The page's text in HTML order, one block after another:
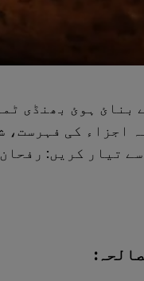
بنائ ہوئ بھنڈی
اجزاء کی فہرست،
تیار کریں: